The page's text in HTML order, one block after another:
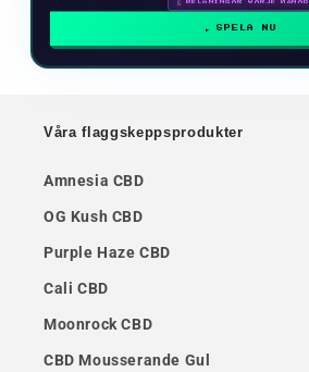
🗓 BELÖNINGAR VARJE MÅNAD
SPELA NU
Våra flaggskeppsprodukter
Amnesia CBD
OG Kush CBD
Purple Haze CBD
Cali CBD
Moonrock CBD
CBD Mousserande Gul